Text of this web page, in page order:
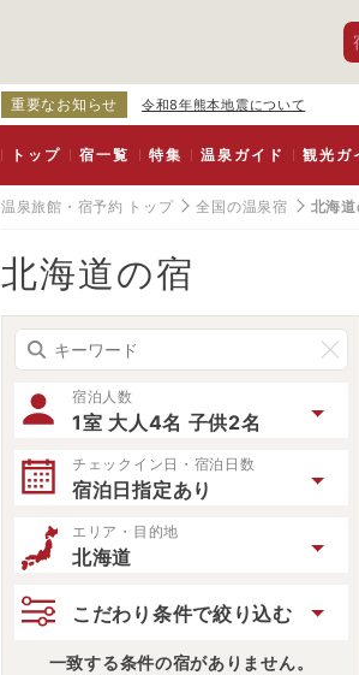
重要なお知らせ 令和8年熊本地震について
トップ 宿一覧 特集 温泉ガイド 観光ガ
温泉旅館・宿予約 トップ 全国の温泉宿 北海
北海道の宿
宿泊人数
1室 大人4名 子供2名
チェックイン日・宿泊日数
宿泊日指定あり
エリア・目的地
北海道
こだわり条件で絞り込む
一致する条件の宿がありません。